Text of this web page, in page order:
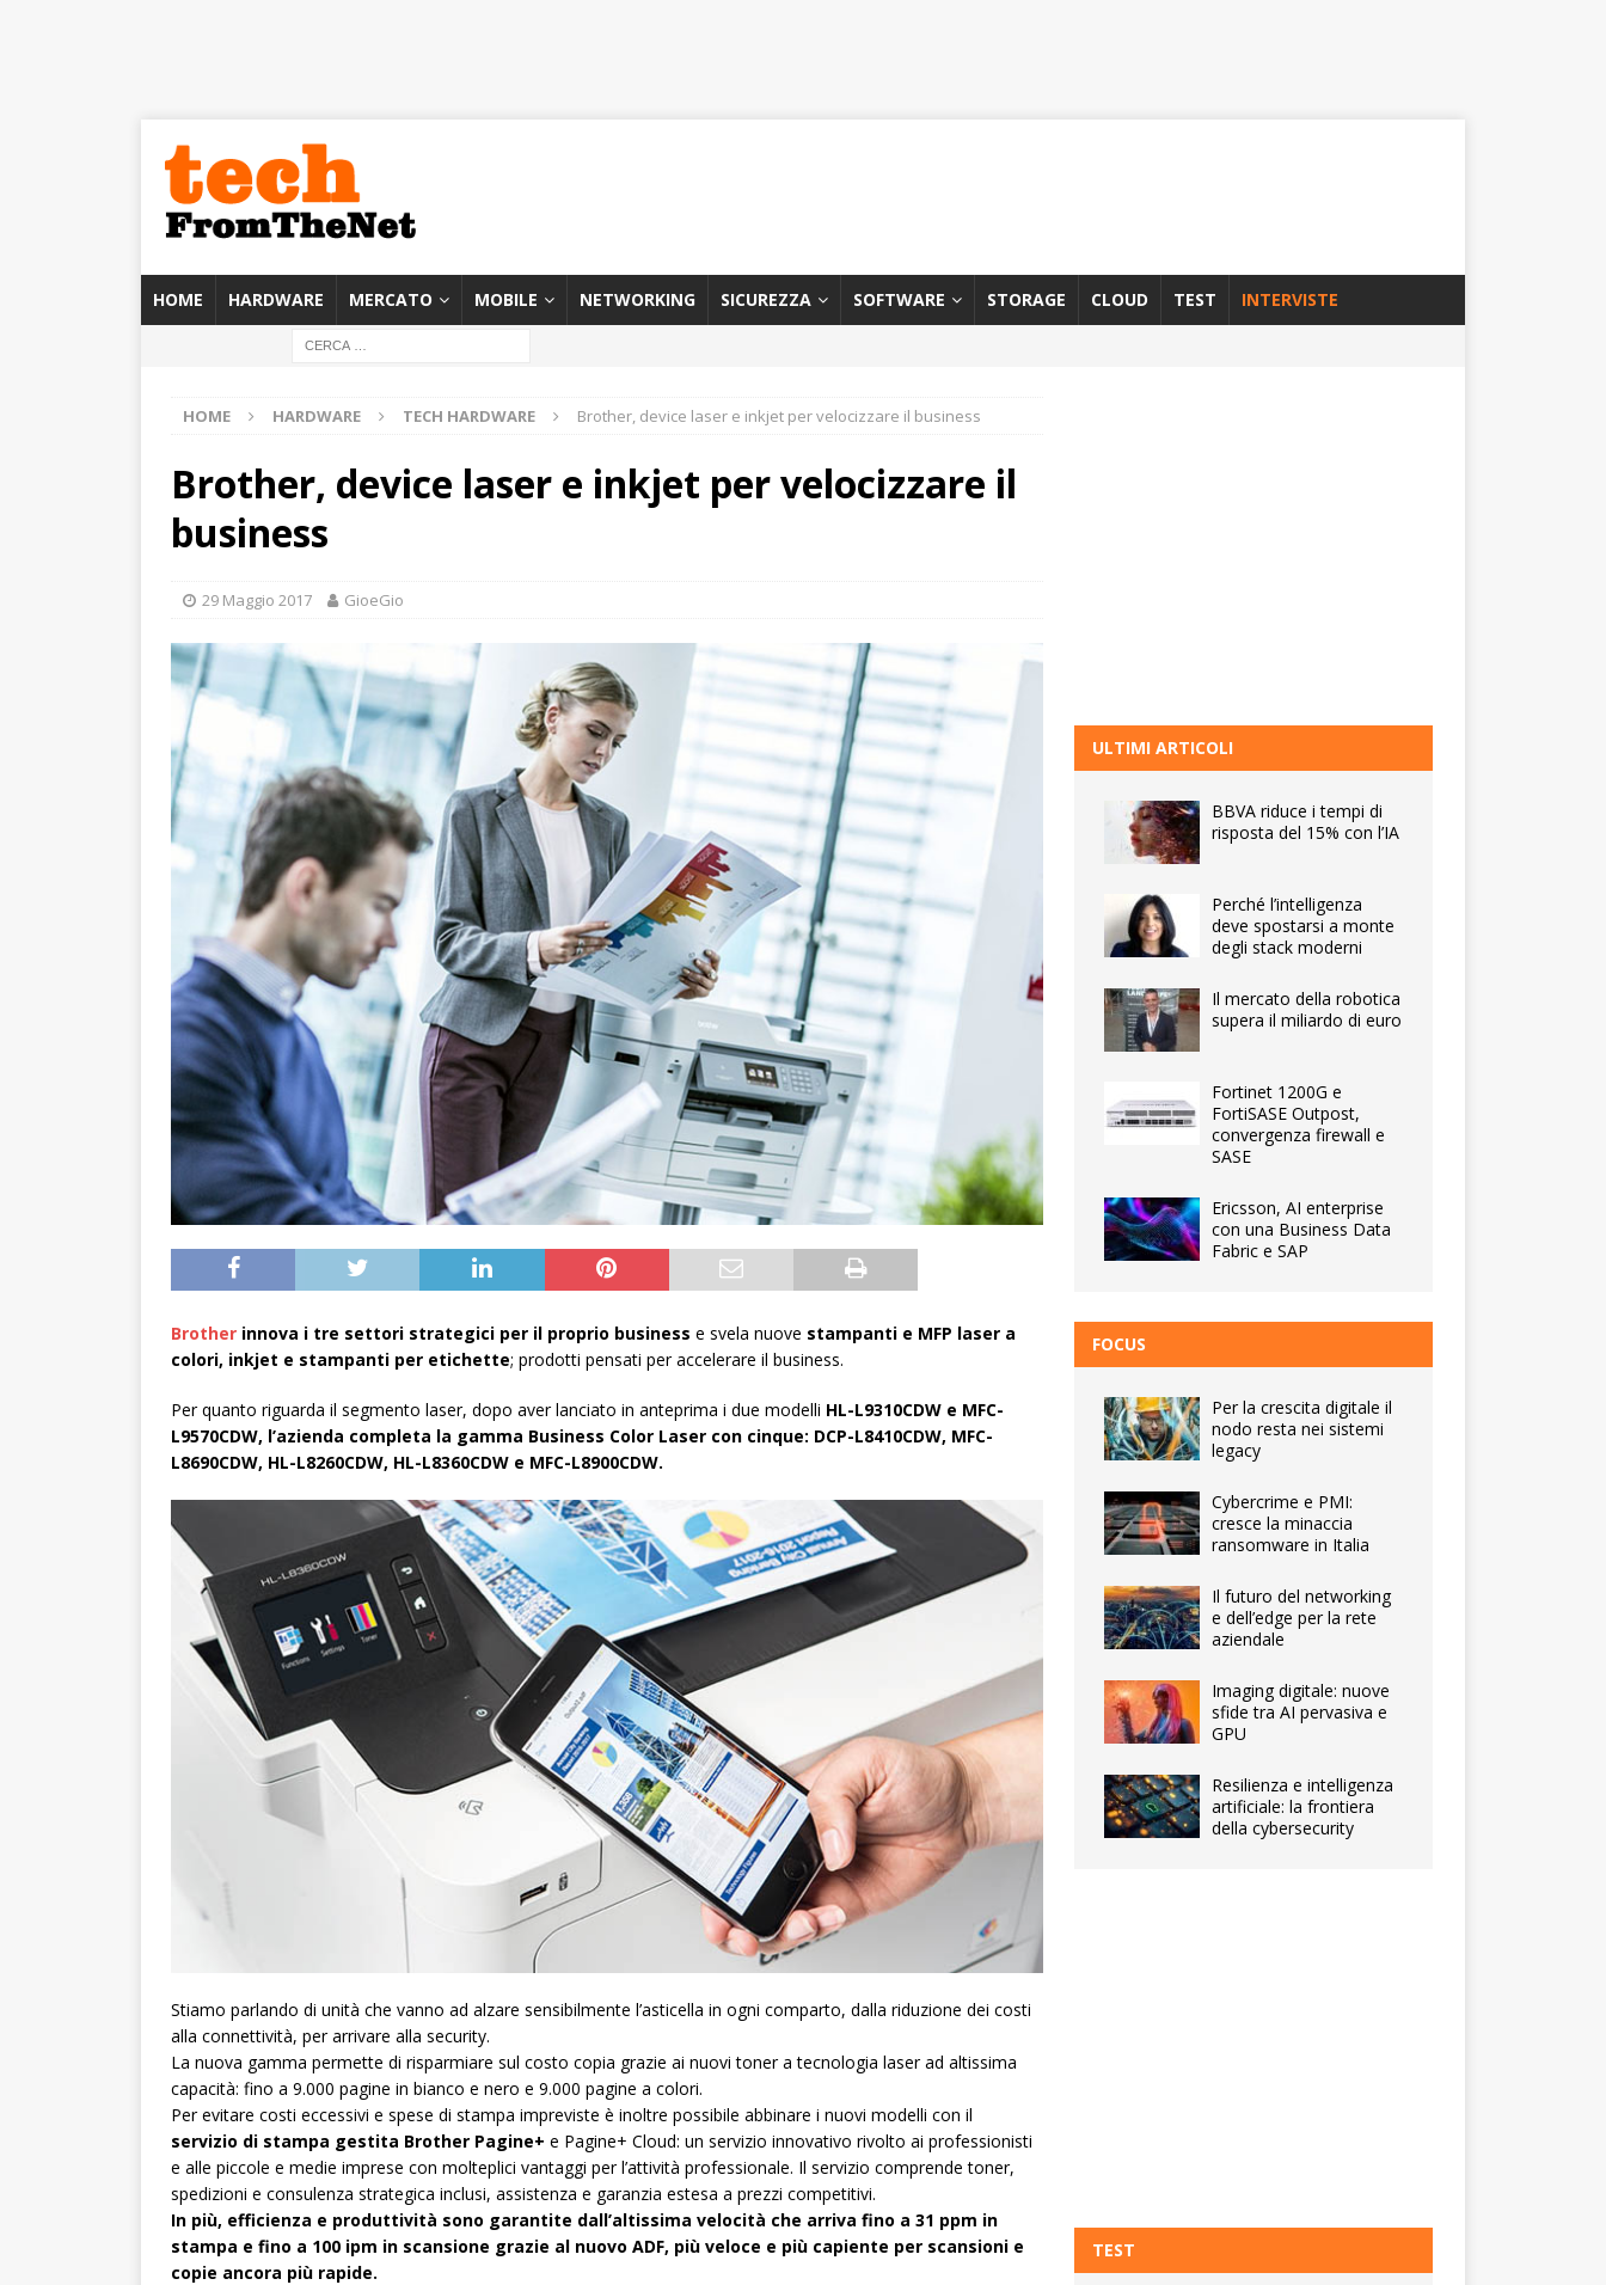
HOME HARDWARE MERCATO MOBILE NETWORKING SICUREZZA SOFTWARE STORAGE CLOUD TEST INTERVISTE
HOME HARDWARE TECH HARDWARE Brother, device laser e inkjet per velocizzare il business
Brother, device laser e inkjet per velocizzare il
business
29 Maggio 2017 GioeGio
Brother innova i tre settori strategici per il proprio business e svela nuove stampanti e MFP laser a
colori, inkjet e stampanti per etichette; prodotti pensati per accelerare il business.
Per quanto riguarda il segmento laser, dopo aver lanciato in anteprima i due modelli HL-L9310CDW e MFC-
L9570CDW, l’azienda completa la gamma Business Color Laser con cinque: DCP-L8410CDW, MFC-
L8690CDW, HL-L8260CDW, HL-L8360CDW e MFC-L8900CDW.
Stiamo parlando di unità che vanno ad alzare sensibilmente l’asticella in ogni comparto, dalla riduzione dei costi
alla connettività, per arrivare alla security.
La nuova gamma permette di risparmiare sul costo copia grazie ai nuovi toner a tecnologia laser ad altissima
capacità: fino a 9.000 pagine in bianco e nero e 9.000 pagine a colori.
Per evitare costi eccessivi e spese di stampa impreviste è inoltre possibile abbinare i nuovi modelli con il
servizio di stampa gestita Brother Pagine+ e Pagine+ Cloud: un servizio innovativo rivolto ai professionisti
e alle piccole e medie imprese con molteplici vantaggi per l’attività professionale. Il servizio comprende toner,
spedizioni e consulenza strategica inclusi, assistenza e garanzia estesa a prezzi competitivi.
In più, efficienza e produttività sono garantite dall’altissima velocità che arriva fino a 31 ppm in
stampa e fino a 100 ipm in scansione grazie al nuovo ADF, più veloce e più capiente per scansioni e
copie ancora più rapide.
ULTIMI ARTICOLI
BBVA riduce i tempi di
risposta del 15% con l’IA
Perché l’intelligenza
deve spostarsi a monte
degli stack moderni
Il mercato della robotica
supera il miliardo di euro
Fortinet 1200G e
FortiSASE Outpost,
convergenza firewall e
SASE
Ericsson, AI enterprise
con una Business Data
Fabric e SAP
FOCUS
Per la crescita digitale il
nodo resta nei sistemi
legacy
Cybercrime e PMI:
cresce la minaccia
ransomware in Italia
Il futuro del networking
e dell’edge per la rete
aziendale
Imaging digitale: nuove
sfide tra AI pervasiva e
GPU
Resilienza e intelligenza
artificiale: la frontiera
della cybersecurity
TEST